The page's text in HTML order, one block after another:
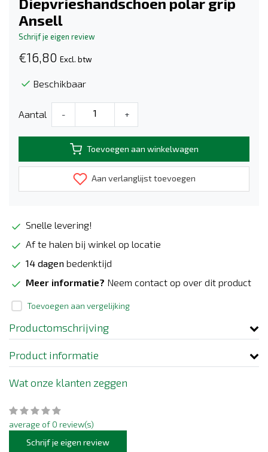
Diepvrieshandschoen polar grip
Ansell
Schrijf je eigen review
€16,80 Excl. btw
Beschikbaar
Aantal - +
Toevoegen aan winkelwagen
Aan verlanglijst toevoegen
Snelle levering!
Af te halen bij winkel op locatie
14 dagen bedenktijd
Meer informatie? Neem contact op over dit product
Toevoegen aan vergelijking
Productomschrijving
Product informatie
Wat onze klanten zeggen
average of 0 review(s)
Schrijf je eigen review